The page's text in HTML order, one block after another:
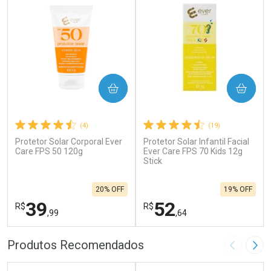
(4)
Protetor Solar Corporal Ever
Care FPS 50 120g
R$39,99
20% OFF
COMPRAR
FECHAR
FECHAR
(19)
Protetor Solar Infantil Facial
Ever Care FPS 70 Kids 12g
Stick
R$52,64
19% OFF
COMPRAR
Produtos Recomendados Imagem